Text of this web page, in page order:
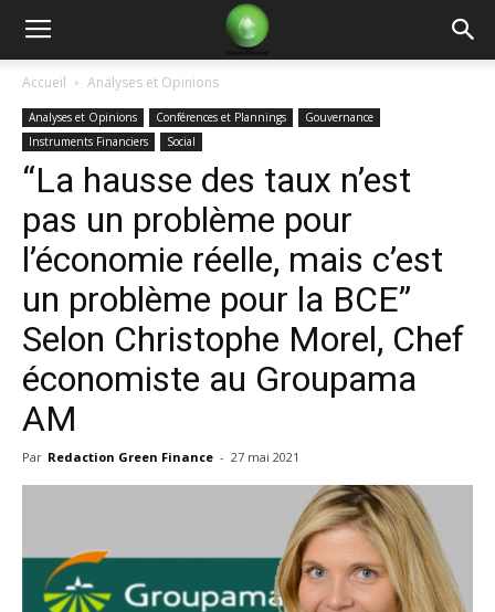
Green
Finance
Accueil Analyses et Opinions
Analyses et Opinions Conférences et Plannings
Gouvernance
Instruments Financiers
Social
“La hausse des taux n’est
pas un problème pour
l’économie réelle, mais c’est
un problème pour la BCE”
Selon Christophe Morel, Chef
économiste au Groupama
AM
Par Redaction Green Finance - 27 mai 2021